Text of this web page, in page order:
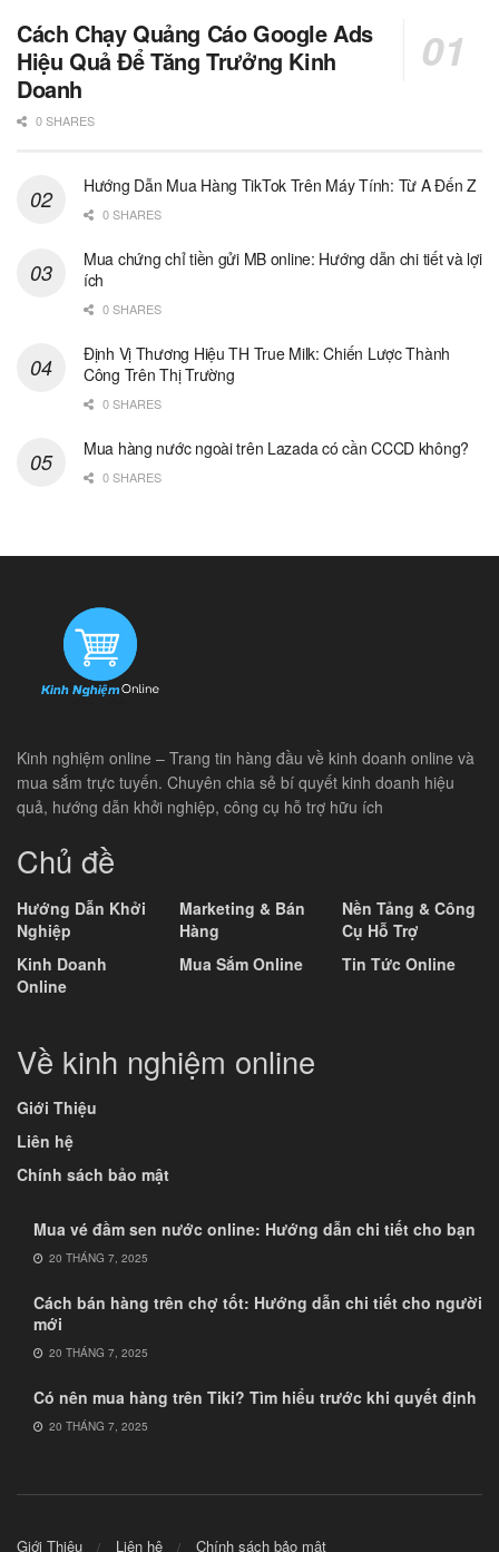
Cách Chạy Quảng Cáo Google Ads
Hiệu Quả Để Tăng Trưởng Kinh
Doanh
0 SHARES
Hướng Dẫn Mua Hàng TikTok Trên Máy Tính: Từ A Đến Z
0 SHARES
Mua chứng chỉ tiền gửi MB online: Hướng dẫn chi tiết và lợi
ích
0 SHARES
Định Vị Thương Hiệu TH True Milk: Chiến Lược Thành
Công Trên Thị Trường
0 SHARES
Mua hàng nước ngoài trên Lazada có cần CCCD không?
0 SHARES
Kinh nghiệm online – Trang tin hàng đầu về kinh doanh online và
mua sắm trực tuyến. Chuyên chia sẻ bí quyết kinh doanh hiệu
quả, hướng dẫn khởi nghiệp, công cụ hỗ trợ hữu ích
Chủ đề
Hướng Dẫn Khởi
Nghiệp
Kinh Doanh
Online
Marketing & Bán
Hàng
Mua Sắm Online
Nền Tảng & Công
Cụ Hỗ Trợ
Tin Tức Online
Về kinh nghiệm online
Giới Thiệu
Liên hệ
Chính sách bảo mật
Mua vé đầm sen nước online: Hướng dẫn chi tiết cho bạn
20 THÁNG 7, 2025
Cách bán hàng trên chợ tốt: Hướng dẫn chi tiết cho người
mới
20 THÁNG 7, 2025
Có nên mua hàng trên Tiki? Tìm hiểu trước khi quyết định
20 THÁNG 7, 2025
Giới Thiệu Liên hệ Chính sách bảo mật